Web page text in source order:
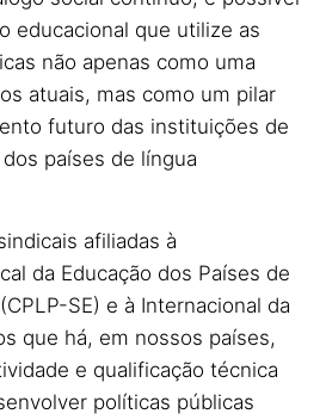
educacional que utilize as
não apenas como uma
atuais, mas como um pilar
futuro das instituições de
países de língua
afiliadas à
da Educação dos Países de
SE) e à Internacional da
que há, em nossos países,
e qualificação técnica
políticas públicas